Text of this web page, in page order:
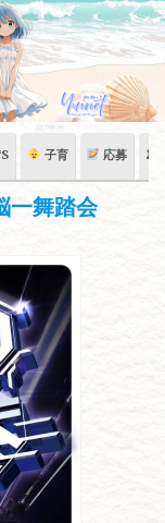
子育 応募 🏛
一舞踏会